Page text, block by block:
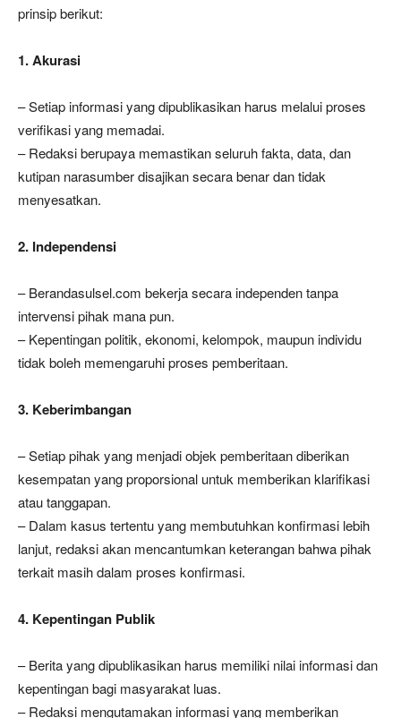
prinsip berikut:
1. Akurasi
– Setiap informasi yang dipublikasikan harus melalui proses
verifikasi yang memadai.
– Redaksi berupaya memastikan seluruh fakta, data, dan
kutipan narasumber disajikan secara benar dan tidak
menyesatkan.
2. Independensi
– Berandasulsel.com bekerja secara independen tanpa
intervensi pihak mana pun.
– Kepentingan politik, ekonomi, kelompok, maupun individu
tidak boleh memengaruhi proses pemberitaan.
3. Keberimbangan
– Setiap pihak yang menjadi objek pemberitaan diberikan
kesempatan yang proporsional untuk memberikan klarifikasi
atau tanggapan.
– Dalam kasus tertentu yang membutuhkan konfirmasi lebih
lanjut, redaksi akan mencantumkan keterangan bahwa pihak
terkait masih dalam proses konfirmasi.
4. Kepentingan Publik
– Berita yang dipublikasikan harus memiliki nilai informasi dan
kepentingan bagi masyarakat luas.
– Redaksi mengutamakan informasi yang memberikan